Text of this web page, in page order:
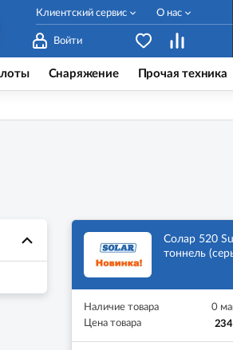
Войти
Клиентский сервис О нас
Снаряжение Прочая техника
Солар 520
тоннель
Наличие товара
0
Цена товара